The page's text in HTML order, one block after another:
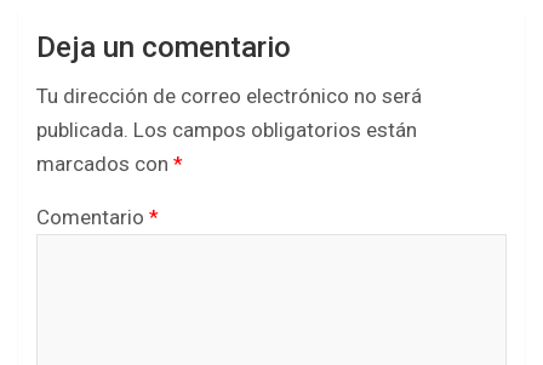
Deja un comentario
Tu dirección de correo electrónico no será
publicada. Los campos obligatorios están
marcados con *
Comentario *